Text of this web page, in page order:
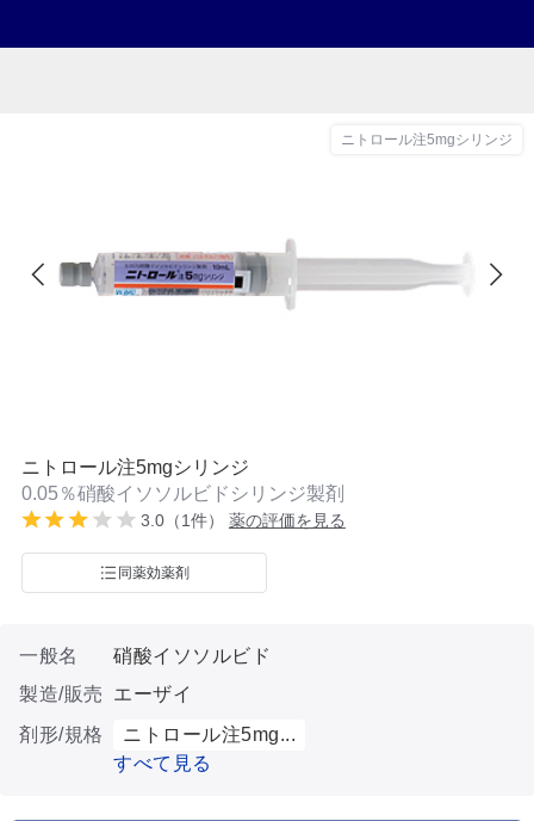
ニトロール注5mgシリンジ
ニトロール注5mgシリンジ
0.05％硝酸イソソルビドシリンジ製剤
3.0（1件） 薬の評価を見る
同薬効薬剤
一般名
硝酸イソソルビド
製造/販売
エーザイ
剤形/規格
ニトロール注5mg...
すべて見る